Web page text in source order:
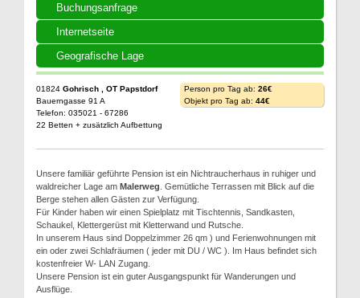
Buchungsanfrage
Internetseite
Geografische Lage
01824 Gohrisch , OT Papstdorf
Bauerngasse 91 A
Telefon: 035021 - 67286
22 Betten + zusätzlich Aufbettung
Person pro Tag ab: 26€
Objekt pro Tag ab: 44€
Unsere familiär geführte Pension ist ein Nichtraucherhaus in ruhiger und
waldreicher Lage am Malerweg . Gemütliche Terrassen mit Blick auf die
Berge stehen allen Gästen zur Verfügung.
Für Kinder haben wir einen Spielplatz mit Tischtennis, Sandkasten,
Schaukel, Klettergerüst mit Kletterwand und Rutsche.
In unserem Haus sind Doppelzimmer 26 qm ) und Ferienwohnungen mit
ein oder zwei Schlafräumen ( jeder mit DU / WC ). Im Haus befindet sich
kostenfreier W- LAN Zugang.
Unsere Pension ist ein guter Ausgangspunkt für Wanderungen und
Ausflüge.